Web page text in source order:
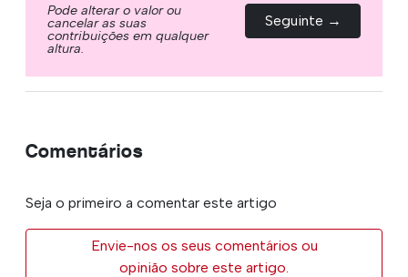
Pode alterar o valor ou
cancelar as suas
contribuições em qualquer
altura.
Seguinte →
Comentários
Seja o primeiro a comentar este artigo
Envie-nos os seus comentários ou
opinião sobre este artigo.